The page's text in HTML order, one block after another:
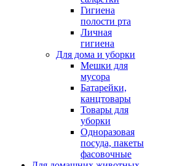
Гигиена
полости рта
Личная
гигиена
Для дома и уборки
Мешки для
мусора
Батарейки,
канцтовары
Товары для
уборки
Одноразовая
посуда, пакеты
фасовочные